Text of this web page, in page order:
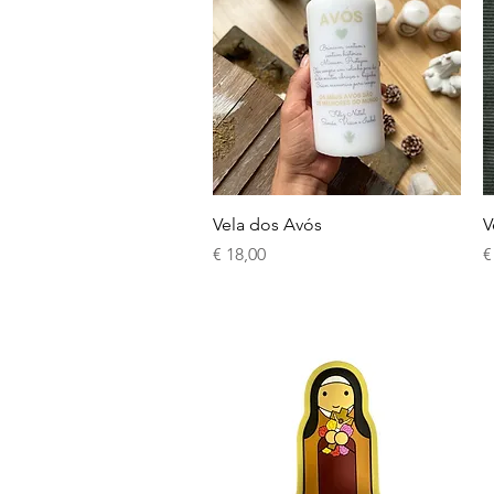
Visualização rápida
Vela dos Avós
Preço
€ 18,00